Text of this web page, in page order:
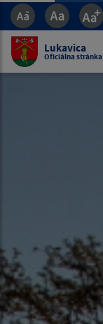
Lukavica
Oficiálna stránka